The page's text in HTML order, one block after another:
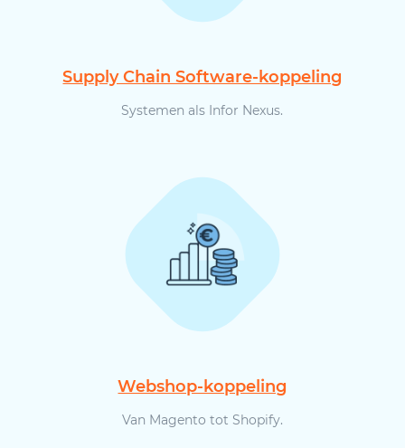
Supply Chain Software-koppeling
Systemen als Infor Nexus.
Webshop-koppeling
Van Magento tot Shopify.